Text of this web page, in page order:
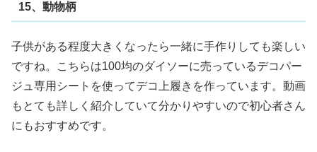
15、動物柄
子供がある程度大きくなったら一緒に手作りしても楽しい
ですね。こちらは100均のダイソーに売っているデコパー
ジュ専用シートを使ってデコ上履きを作っています。動画
もとても詳しく紹介していて分かりやすいので初心者さん
にもおすすめです。